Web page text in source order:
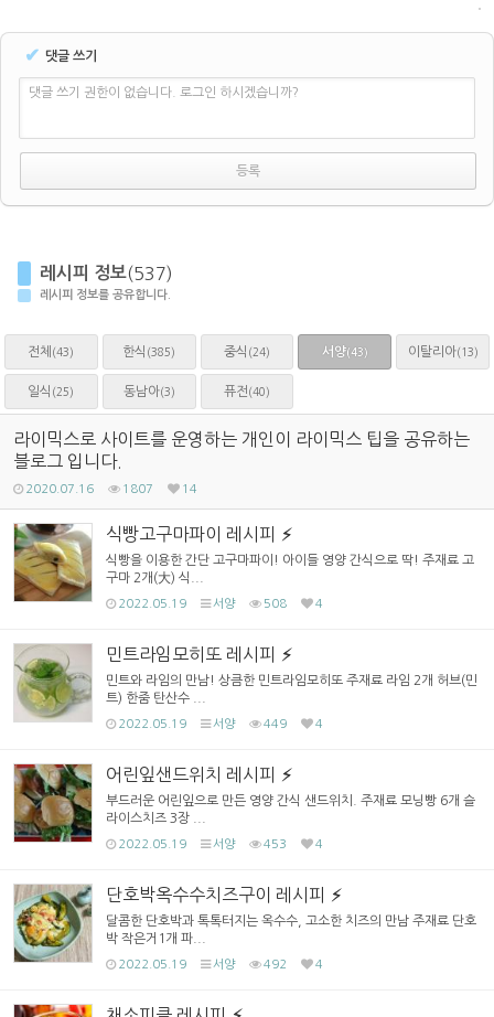
✔ 댓글 쓰기
댓글 쓰기 권한이 없습니다. 로그인 하시겠습니까?
레시피 정보(537)
레시피 정보를 공유합니다.
전체 (43) 한식 (385) 중식 (24) 서양(43) 이탈리아(13)
일식 (25) 동남아(3) 퓨전 (40)
라이믹스로 사이트를 운영하는 개인이 라이믹스 팁을 공유하는
블로그 입니다.
2020.07.16 1807 14
식빵고구마파이 레시피
식빵을 이용한 간단 고구마파이! 아이들 영양 간식으로 딱! 주재료 고
구마 2개(大) 식...
2022.05.19 서양 508 4
민트라임모히또 레시피
민트와 라임의 만남! 상큼한 민트라임모히또 주재료 라임 2개 허브(민
트) 한줌 탄산수 ...
2022.05.19 서양 449 4
어린잎샌드위치 레시피
부드러운 어린잎으로 만든 영양 간식 샌드위치. 주재료 모닝빵 6개 슬
라이스치즈 3장 ...
2022.05.19 서양 453 4
단호박옥수수치즈구이 레시피
달콤한 단호박과 톡톡터지는 옥수수, 고소한 치즈의 만남 주재료 단호
박 작은거1개 파...
2022.05.19 서양 492 4